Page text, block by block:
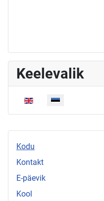
Kodu
Kontakt
E-päevik
Kool
Keelevalik
Vali keel